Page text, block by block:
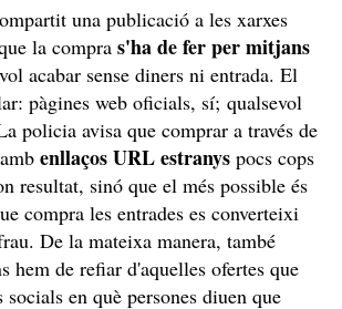
una publicació a les xarxes
la compra s'ha de fer per mitjans
acabar sense diners ni entrada. El
pàgines web oficials, sí; qualsevol
policia avisa que comprar a través de
enllaços URL estranys pocs cops
resultat, sinó que el més possible és
compra les entrades es converteixi
De la mateixa manera, també
hem de refiar d'aquelles ofertes que
socials en què persones diuen que